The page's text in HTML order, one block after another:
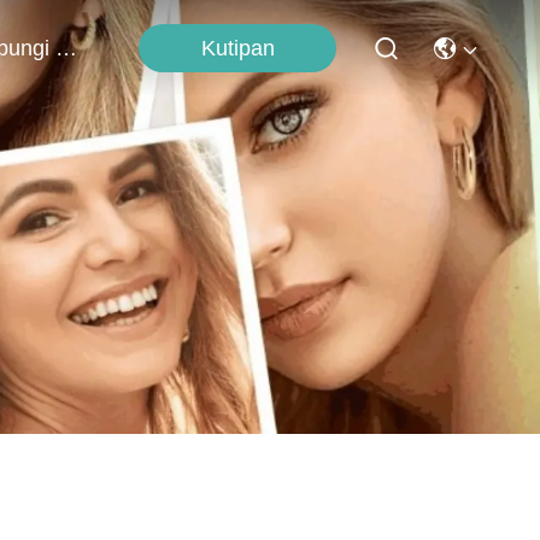
Hubungi Kami Kutipan